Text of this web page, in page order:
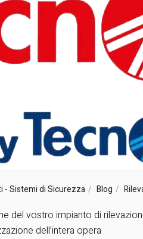
- Sistemi di Sicurezza Blog
del vostro impianto di
dell’intera opera